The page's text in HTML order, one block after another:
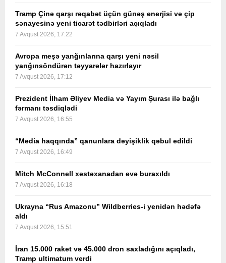
Tramp Çinə qarşı rəqabət üçün günəş enerjisi və çip
sənayesinə yeni ticarət tədbirləri açıqladı
7 Avqust 2026, 17:22
Avropa meşə yanğınlarına qarşı yeni nəsil
yanğınsöndürən təyyarələr hazırlayır
7 Avqust 2026, 17:12
Prezident İlham Əliyev Media və Yayım Şurası ilə bağlı
fərmanı təsdiqlədi
7 Avqust 2026, 16:55
“Media haqqında” qanunlara dəyişiklik qəbul edildi
7 Avqust 2026, 16:49
Mitch McConnell xəstəxanadan evə buraxıldı
7 Avqust 2026, 16:18
Ukrayna “Rus Amazonu” Wildberries-i yenidən hədəfə
aldı
7 Avqust 2026, 15:51
İran 15.000 raket və 45.000 dron saxladığını açıqladı,
Tramp ultimatum verdi